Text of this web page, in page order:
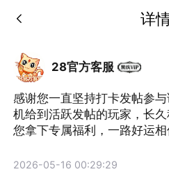
详
28官方客服
感谢您一直坚持打卡发帖参
机给到活跃发帖的玩家，长
您拿下专属福利，一路好运相
2026-05-16 00:29:29